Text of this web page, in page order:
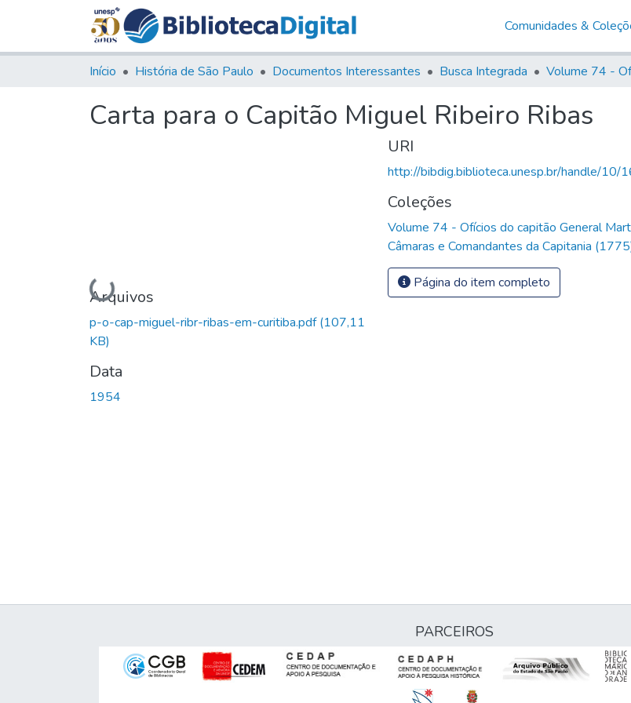
Comunidades &
Início História de São Paulo Documentos Interessantes Busca Integrada
Carta para o Capitão Miguel Ribeiro Ribas
Carregando...
Arquivos
p-o-cap-miguel-ribr-ribas-em-curitiba.pdf(107,11
KB)
Data
1954
URI
http://bibdig.biblioteca.unesp.br/handle/10/
Coleções
Volume 74 - Ofícios do capitão General
Câmaras e Comandantes da Capitania
Página do item completo
PARCEIROS